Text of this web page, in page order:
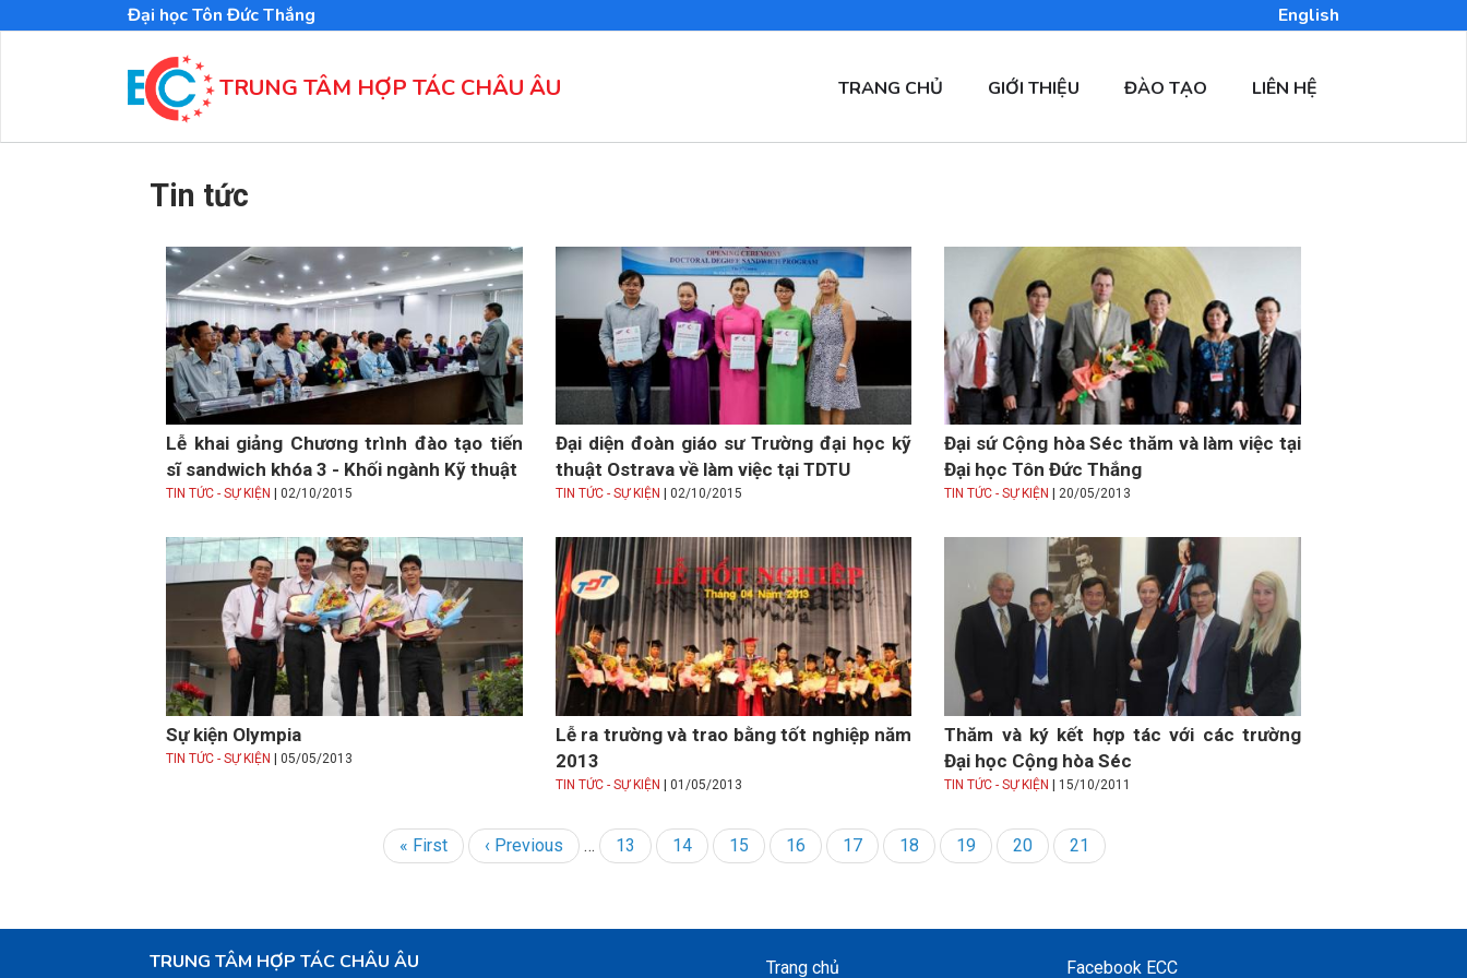
đến
Đại học Tôn Đức Thắng English
TRUNG TÂM HỢP TÁC CHÂU ÂU
MAIN
TRANG CHỦ GIỚI THIỆU ĐÀO TẠO LIÊN HỆ
Tin tức
Lễ khai giảng Chương trình đào tạo tiến
sĩ sandwich khóa 3 - Khối ngành Kỹ thuật
TIN TỨC - SỰ KIỆN | 02/10/2015
Đại diện đoàn giáo sư Trường đại học kỹ
thuật Ostrava về làm việc tại TDTU
TIN TỨC - SỰ KIỆN | 02/10/2015
Đại sứ Cộng hòa Séc thăm và làm việc tại
Đại học Tôn Đức Thắng
TIN TỨC - SỰ KIỆN |20/05/2013
Sự kiện Olympia
TIN TỨC - SỰ KIỆN | 05/05/2013
Lễ ra trường và trao bằng tốt nghiệp năm
2013
TIN TỨC - SỰ KIỆN | 01/05/2013
Thăm và ký kết hợp tác với các trường
Đại học Cộng hòa Séc
TIN TỨC - SỰ KIỆN | 15/10/2011
First
page
« First
Trang
trước
‹ Previous … Page
13 Page
14 Page
15 Page
16 Page
17 Page
18 Page
19 Page
20
Trang
hiện
21
TRUNG TÂM HỢP TÁC CHÂU ÂU Trang chủ Facebook ECC